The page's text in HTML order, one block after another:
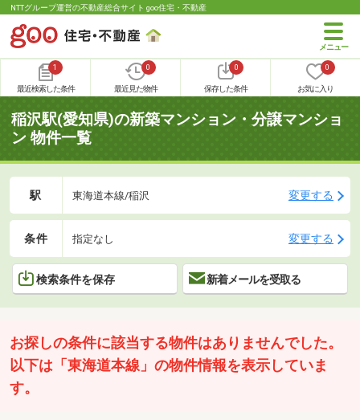
NTTグループ運営の不動産総合サイト goo住宅・不動産
1
最近検索した条件
0
最近見た物件
0
保存した条件
0
お気に入り
稲沢駅(愛知県)の新築マンション・分譲マンショ
ン 物件一覧
駅 東海道本線/稲沢 変更する
条件 指定なし 変更する
検索条件を保存 新着メールを受取る
お探しの条件に該当する物件はありませんでした。
以下は「東海道本線」の物件情報を表示していま
す。